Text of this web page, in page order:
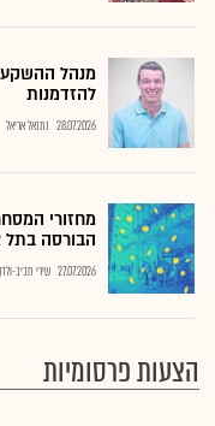
מנהל
להזדמנות
28.07.2026 נתנאל אריאל
מחזורי
הבורסה בתל
27.07.2026 שירי חביב-
הצעות פרסומיות